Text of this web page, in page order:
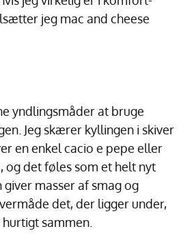
jeg mac and cheese
yndlingsmåder at bruge
Jeg skærer kyllingen i skiver
en enkel cacio e pepe eller
og det føles som et helt nyt
masser af smag og
det, der ligger under,
sammen.